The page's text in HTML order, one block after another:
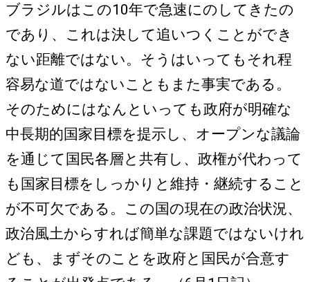
ブラジルはこの10年で急速にのしてきたの
であり、これは決して追いつくことができ
ない距離ではない。そうはいってもそれ程
容易な道ではないこともまた事実である。
そのためにはなんといっても政府が明確な
中長期的国家目標を提示し、オープンな議論
を通じて国民各層と共有し、政権が代わって
も国家目標をしっかりと維持・継続すること
が不可欠である。この国の現在の政治状況、
政治風土からすれば簡単な課題ではないけれ
ども、まずそのことを政府と国民が合意す